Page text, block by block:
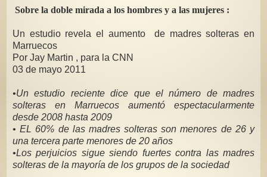
Sobre la doble mirada a los hombres y a las mujeres :
Un estudio revela el aumento de madres solteras en
Marruecos
Por Jay Martin , para la CNN
03 de mayo 2011
•Un estudio reciente dice que el número de madres
solteras en Marruecos aumentó espectacularmente
desde 2008 hasta 2009
• EL 60% de las madres solteras son menores de 26 y
una tercera parte menores de 20 años
•Los perjuicios sigue siendo fuertes contra las madres
solteras de la mayoría de los grupos de la sociedad